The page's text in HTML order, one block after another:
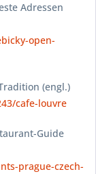
Adressen
open-
(engl.)
cafe-louvre
Guide
prague-czech-